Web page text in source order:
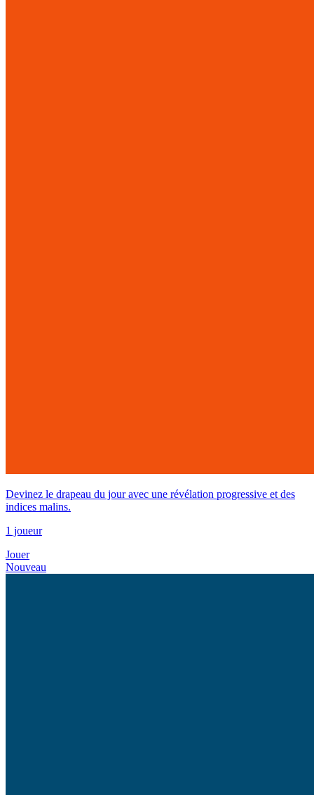
Devinez le drapeau du jour avec une révélation progressive et des
indices malins.
1 joueur
Jouer
Nouveau